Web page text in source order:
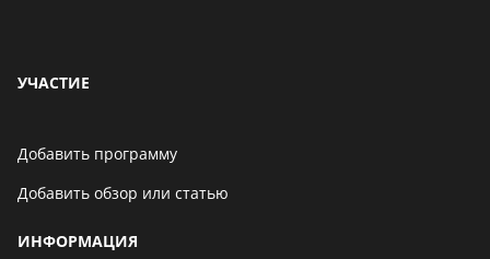
УЧАСТИЕ
Добавить программу
Добавить обзор или статью
ИНФОРМАЦИЯ